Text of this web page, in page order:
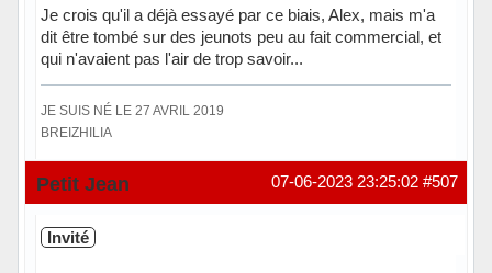
Je crois qu'il a déjà essayé par ce biais, Alex, mais m'a
dit être tombé sur des jeunots peu au fait commercial, et
qui n'avaient pas l'air de trop savoir...
JE SUIS NÉ LE 27 AVRIL 2019
BREIZHILIA
Hors ligne #507
07-06-2023 23:25:02
Petit Jean
Invité